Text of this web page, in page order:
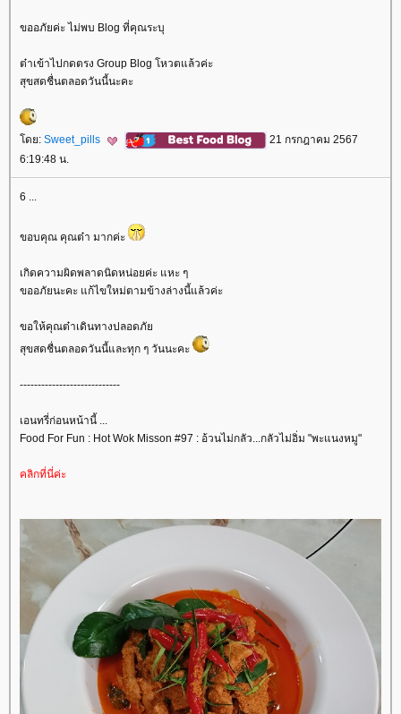
ขออภัยค่ะ ไม่พบ Blog ที่คุณระบุ
ต๋าเข้าไปกดตรง Group Blog โหวตแล้วค่ะ
สุขสดชื่นตลอดวันนี้นะคะ
ดย: Sweet_pills
21 กรกฎาคม 2567
6:19:48 น.
6 ...
ขอบคุณ คุณต๋า มากค่ะ
เกิดความผิดพลาดนิดหน่อยค่ะ แหะ ๆ
ขออภัยนะคะ แก้ไขใหม่ตามข้างล่างนี้แล้วค่ะ
ขอให้คุณต๋าเดินทางปลอดภั
สุขสดชื่นตลอดวันนี้และทุก ๆ วันนะคะ
----------------------------
เอนทรี่ก่อนหน้านี้ ...
Food For Fun : Hot Wok Misson #97 : อ้วนไม่กลัว...กลัวไม่อิ่ม "พะแนงหมู"
คลิกที่นี่ค่ะ